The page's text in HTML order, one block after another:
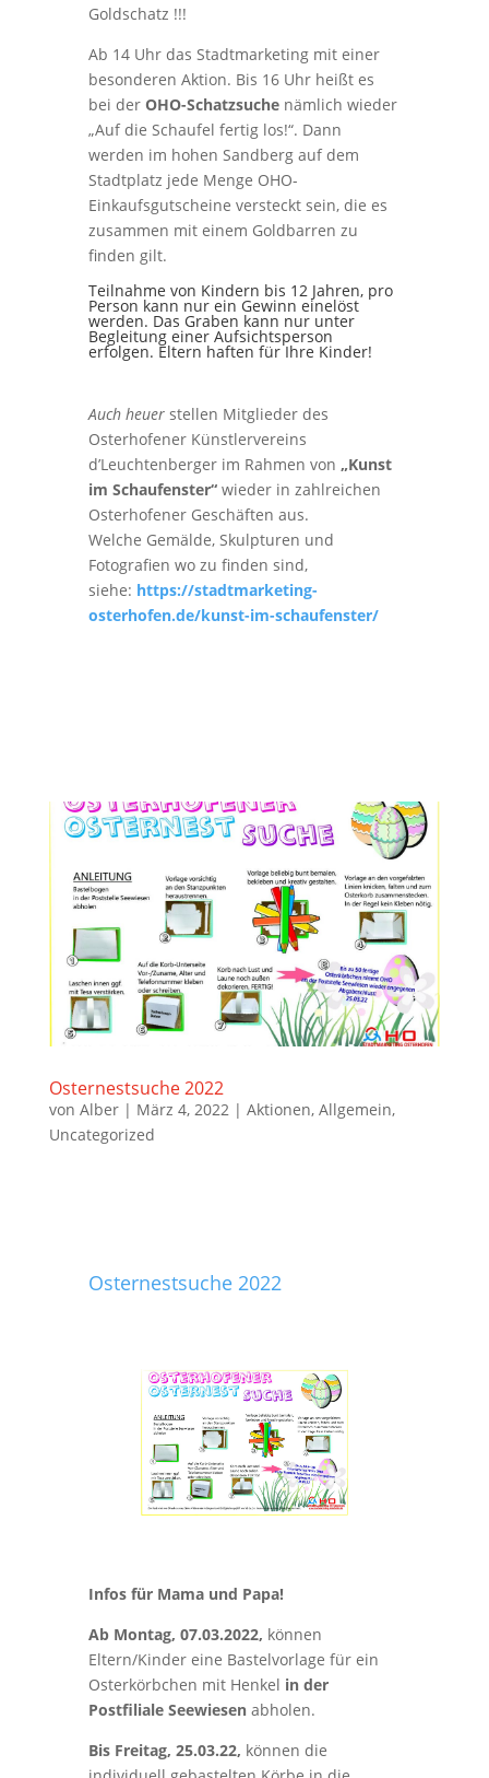
Goldschatz !!!
Ab 14 Uhr das Stadtmarketing mit einer
besonderen Aktion. Bis 16 Uhr heißt es
bei der OHO-Schatzsuche nämlich wieder
„Auf die Schaufel fertig los!“. Dann
werden im hohen Sandberg auf dem
Stadtplatz jede Menge OHO-
Einkaufsgutscheine versteckt sein, die es
zusammen mit einem Goldbarren zu
finden gilt.
Teilnahme von Kindern bis 12 Jahren, pro
Person kann nur ein Gewinn einelöst
werden. Das Graben kann nur unter
Begleitung einer Aufsichtsperson
erfolgen. Eltern haften für Ihre Kinder!
Auch heuer stellen Mitglieder des
Osterhofener Künstlervereins
d’Leuchtenberger im Rahmen von „Kunst
im Schaufenster“ wieder in zahlreichen
Osterhofener Geschäften aus.
Welche Gemälde, Skulpturen und
Fotografien wo zu finden sind,
siehe: https://stadtmarketing-
osterhofen.de/kunst-im-schaufenster/
Osternestsuche 2022
von Alber| März 4, 2022 | Aktionen, Allgemein,
Uncategorized
Osternestsuche 2022
Infos für Mama und Papa!
Ab Montag, 07.03.2022, können
Eltern/Kinder eine Bastelvorlage für ein
Osterkörbchen mit Henkel in der
Postfiliale Seewiesenabholen.
Bis Freitag, 25.03.22, können die